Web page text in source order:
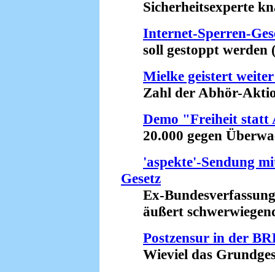
Sicherheitsexperte
Internet-Sperren-
soll gestoppt werden
Mielke geistert
Zahl der Abhör-
Demo "Freiheit
20.000 gegen
'aspekte'-Sendung
Gesetz
Ex-
äußert
Postzensur in der
Wieviel das